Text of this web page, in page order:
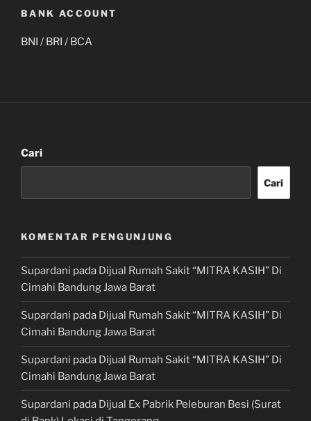
BANK ACCOUNT
BNI / BRI / BCA
Cari
Cari
KOMENTAR PENGUNJUNG
Supardani pada Dijual Rumah Sakit “MITRA KASIH” Di
Cimahi Bandung Jawa Barat
Supardani pada Dijual Rumah Sakit “MITRA KASIH” Di
Cimahi Bandung Jawa Barat
Supardani pada Dijual Rumah Sakit “MITRA KASIH” Di
Cimahi Bandung Jawa Barat
Supardani pada Dijual Ex Pabrik Peleburan Besi (Surat